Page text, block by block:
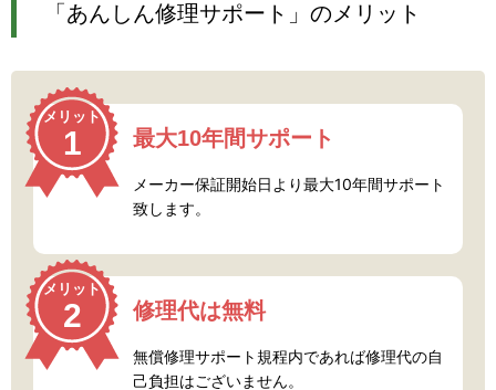
「あんしん修理サポート」のメリット
メリット
1 最大10年間サポート
メーカー保証開始日より最大10年間サポート
致します。
メリット
2 修理代は無料
無償修理サポート規程内であれば修理代の自
己負担はございません。